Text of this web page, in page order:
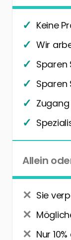
Keine
Wir
Sparen
Sparen
Allein
Sie
Nur